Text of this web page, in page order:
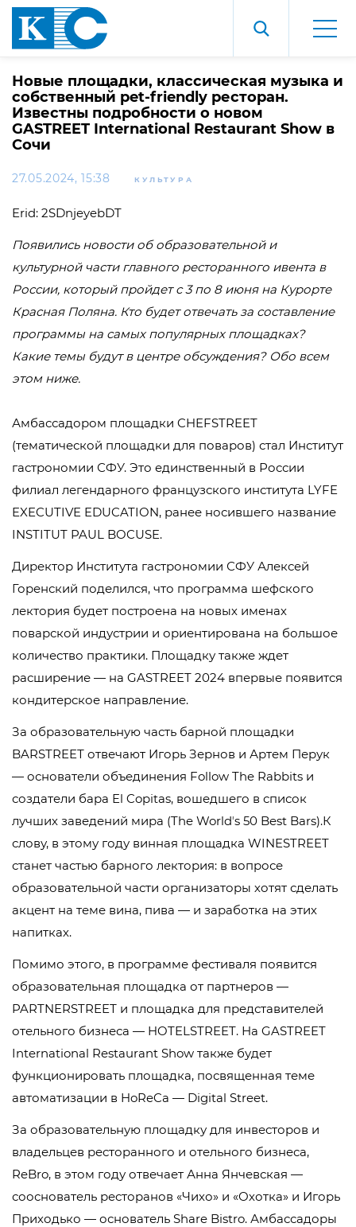
Новые площадки, классическая музыка и
собственный pet-friendly ресторан.
Известны подробности о новом
GASTREET International Restaurant Show в
Сочи
27.05.2024, 15:38 КУЛЬТУРА
Erid: 2SDnjeyebDT
Появились новости об образовательной и
культурной части главного ресторанного ивента в
России, который пройдет с 3 по 8 июня на Курорте
Красная Поляна. Кто будет отвечать за составление
программы на самых популярных площадках?
Какие темы будут в центре обсуждения? Обо всем
этом ниже.
Амбассадором площадки CHEFSTREET
(тематической площадки для поваров) стал Институт
гастрономии СФУ. Это единственный в России
филиал легендарного французского института LYFE
EXECUTIVE EDUCATION, ранее носившего название
INSTITUT PAUL BOCUSE.
Директор Института гастрономии СФУ Алексей
Горенский поделился, что программа шефского
лектория будет построена на новых именах
поварской индустрии и ориентирована на большое
количество практики. Площадку также ждет
расширение — на GASTREET 2024 впервые появится
кондитерское направление.
За образовательную часть барной площадки
BARSTREEТ отвечают Игорь Зернов и Артем Перук
— основатели объединения Follow The Rabbits и
создатели бара El Copitas, вошедшего в список
лучших заведений мира (The Worldʼs 50 Best Bars).К
слову, в этому году винная площадка WINESTREET
станет частью барного лектория: в вопросе
образовательной части организаторы хотят сделать
акцент на теме вина, пива — и заработка на этих
напитках.
Помимо этого, в программе фестиваля появится
образовательная площадка от партнеров —
PARTNERSTREEТ и площадка для представителей
отельного бизнеса — HOTELSTREET. На GASTREET
International Restaurant Show также будет
функционировать площадка, посвященная теме
автоматизации в HoReCa — Digital Street.
За образовательную площадку для инвесторов и
владельцев ресторанного и отельного бизнеса,
ReBro, в этом году отвечает Анна Янчевская —
сооснователь ресторанов «Чихо» и «Охотка» и Игорь
Приходько — основатель Share Bistro. Амбассадоры